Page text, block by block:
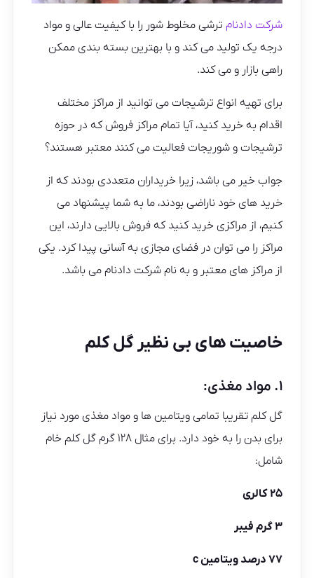
شرکت دادنام ترشی مخلوط شور را با کیفیت عالی و مواد
درجه یک تولید می کند و با بهترین بسته بندی ممکن
راهی بازار و می کند.
برای تهیه انواع ترشیجات می توانید از مراکز مختلف
اقدام به خرید کنید، آیا تمام مراکز فروش که در حوزه
ترشیجات و شوریجات فعالیت می کنند معتبر هستند؟
جواب خیر می باشد، زیرا خریداران متعددی بودند که از
خرید های خود ناراضی بودند، ما به شما پیشنهاد می
کنیم، از مراکزی خرید کنید که فروش بالایی دارند، این
مراکز را می توان در فضای مجازی به آسانی پیدا کرد. یکی
از مراکز های معتبر و به نام شرکت دادنام می باشد.
خاصیت های بی نظیر گل کلم
۱. مواد مغذی:
گل کلم تقریبا تمامی ویتامین ها و مواد مغذی مورد نیاز
برای بدن را به خود دارد. برای مثال ۱۲۸ گرم گل کلم خام
شامل:
۲۵ کالری
۳ گرم فیبر
۷۷ درصد ویتامین c